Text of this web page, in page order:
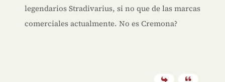
legendarios Stradivarius, si no que de las marcas
comerciales actualmente. No es Cremona?